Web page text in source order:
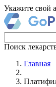
Укажите свой
Поиск
Главная